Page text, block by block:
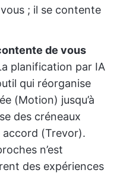
; il se contente
de vous
planification par IA
qui réorganise
(Motion) jusqu’à
des créneaux
(Trevor).
n’est
des expériences